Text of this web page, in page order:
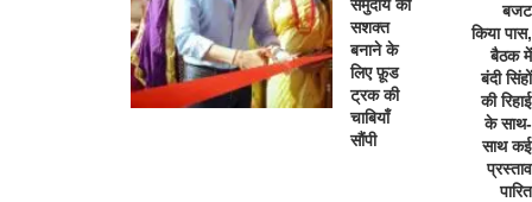
समुदाय को
सशक्त
बनाने के
लिए फ़ूड
ट्रक की
चाबियाँ
सौंपी
बजट
किया पास,
बैठक में
बंदी सिंहों
की रिहाई
के साथ-
साथ कई
प्रस्ताव
पारित